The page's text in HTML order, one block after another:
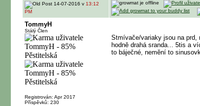
14-07-2016 v 13:12
PM
TommyH
Stálý Člen
Registrován: Apr 2017
Příspěvků: 230
Stmívače/variaky jsou na prd,
hodně drahá sranda... 5tis a
to báječné, nemění to